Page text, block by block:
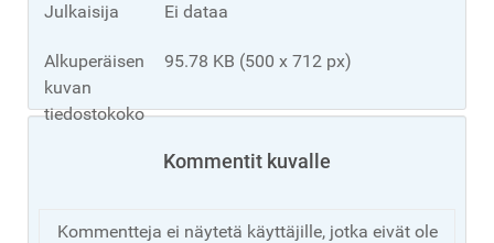
Julkaisija Ei dataa
Alkuperäisen
kuvan
tiedostokoko
95.78 KB (500 x 712 px)
Kommentit kuvalle
Kommentteja ei näytetä käyttäjille, jotka eivät ole